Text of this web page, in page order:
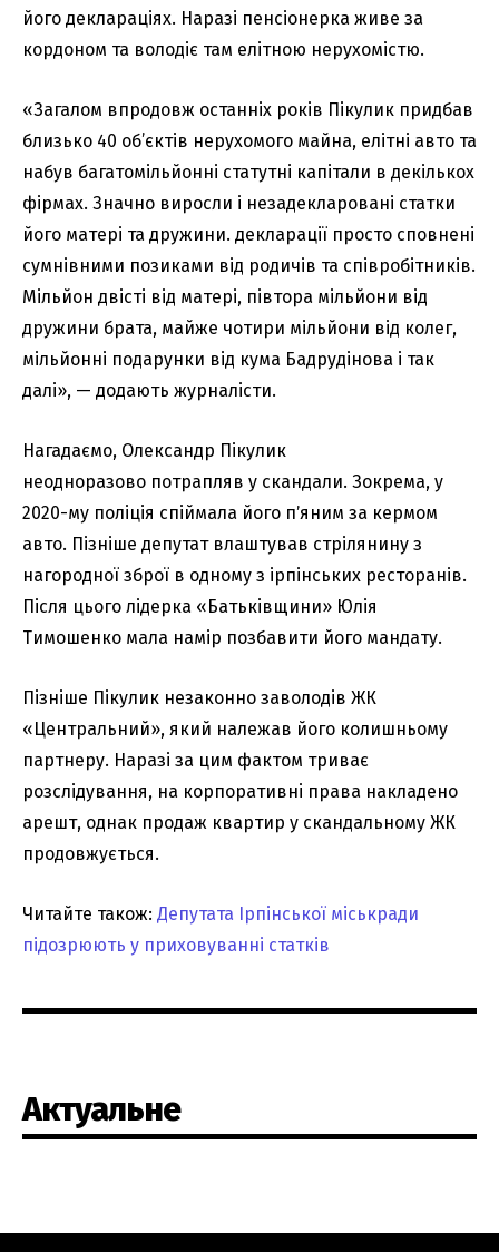
його деклараціях. Наразі пенсіонерка живе за
кордоном та володіє там елітною нерухомістю.
«Загалом впродовж останніх років Пікулик придбав
близько 40 об’єктів нерухомого майна, елітні авто та
набув багатомільйонні статутні капітали в декількох
фірмах. Значно виросли і незадекларовані статки
його матері та дружини. декларації просто сповнені
сумнівними позиками від родичів та співробітників.
Мільйон двісті від матері, півтора мільйони від
дружини брата, майже чотири мільйони від колег,
мільйонні подарунки від кума Бадрудінова і так
далі», — додають журналісти.
Нагадаємо, Олександр Пікулик
неодноразово потрапляв у скандали. Зокрема, у
2020-му поліція спіймала його пʼяним за кермом
авто. Пізніше депутат влаштував стрілянину з
нагородної зброї в одному з ірпінських ресторанів.
Після цього лідерка «Батьківщини» Юлія
Тимошенко мала намір позбавити його мандату.
Пізніше Пікулик незаконно заволодів ЖК
«Центральний», який належав його колишньому
партнеру. Наразі за цим фактом триває
розслідування, на корпоративні права накладено
арешт, однак продаж квартир у скандальному ЖК
продовжується.
Читайте також: Депутата Ірпінської міськради
підозрюють у приховуванні статків
Актуальне